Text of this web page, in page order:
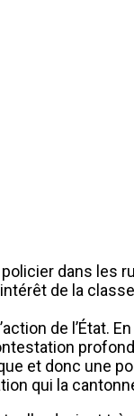
dans les
de la
de l’État. En
et donc une
qui la